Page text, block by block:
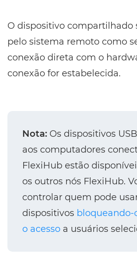
O dispositivo compartilhado
pelo sistema remoto como
conexão direta com o
conexão for estabelecida.
Nota: Os dispositivos
aos computadores
FlexiHub estão
os outros nós FlexiHub.
controlar quem pode
dispositivos
o acesso a usuários